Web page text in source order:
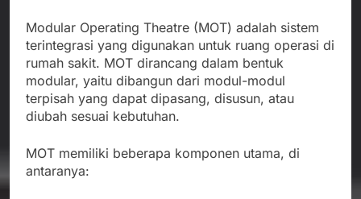
Modular Operating Theatre (MOT) adalah sistem
terintegrasi yang digunakan untuk ruang operasi di
rumah sakit. MOT dirancang dalam bentuk
modular, yaitu dibangun dari modul-modul
terpisah yang dapat dipasang, disusun, atau
diubah sesuai kebutuhan.
MOT memiliki beberapa komponen utama, di
antaranya: